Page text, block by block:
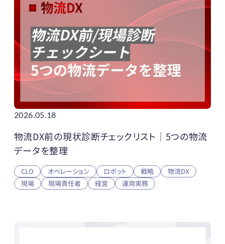
2026.05.18
物流DX前の現状診断チェックリスト｜5つの物流
データを整理
CLO オペレーション ロボット 戦略
物流DX
現場
現場責任者 経営 運用実務